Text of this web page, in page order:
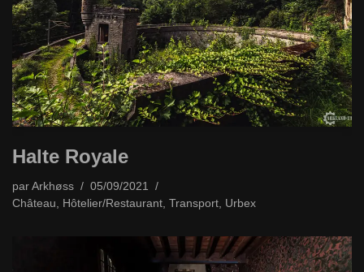
Halte Royale
par Arkhøss
05/09/2021
Château
Hôtelier/Restaurant Transport Urbex